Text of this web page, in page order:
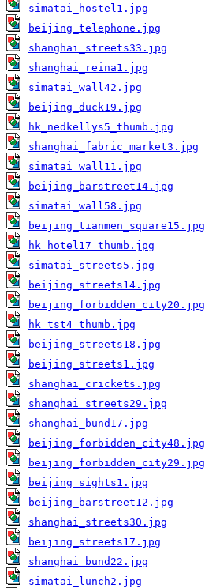
simatai_hostel1.jpg
beijing_telephone.jpg
shanghai_streets33.jpg
shanghai_reina1.jpg
simatai_wall42.jpg
beijing_duck19.jpg
hk_nedkellys5_thumb.jpg
shanghai_fabric_market3.jpg
simatai_wall11.jpg
beijing_barstreet14.jpg
simatai_wall58.jpg
beijing_tianmen_square15.jpg
hk_hotel17_thumb.jpg
simatai_streets5.jpg
beijing_streets14.jpg
beijing_forbidden_city20.jpg
hk_tst4_thumb.jpg
beijing_streets18.jpg
beijing_streets1.jpg
shanghai_crickets.jpg
shanghai_streets29.jpg
shanghai_bund17.jpg
beijing_forbidden_city48.jpg
beijing_forbidden_city29.jpg
beijing_sights1.jpg
beijing_barstreet12.jpg
shanghai_streets30.jpg
beijing_streets17.jpg
shanghai_bund22.jpg
simatai_lunch2.jpg